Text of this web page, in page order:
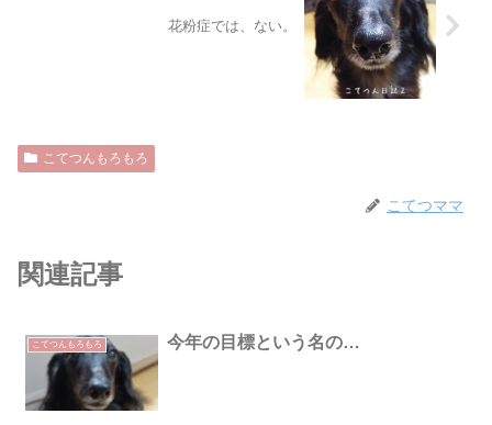
花粉症では、ない。
こてつんもろもろ
こてつママ
関連記事
こてつんもろもろ 今年の目標という名の…